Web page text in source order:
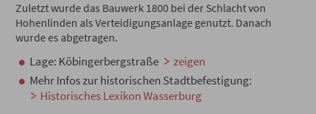
Zuletzt wurde das Bauwerk 1800 bei der Schlacht von
Hohenlinden als Verteidigungsanlage genutzt. Danach
wurde es abgetragen.
Lage: Köbingerbergstraße
zeigen
Mehr Infos zur historischen Stadtbefestigung:
Historisches Lexikon Wasserburg